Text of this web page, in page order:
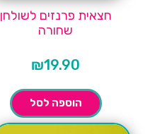
חצאית פרנזים לשולחן
שחורה
₪19.90
הוספה לסל